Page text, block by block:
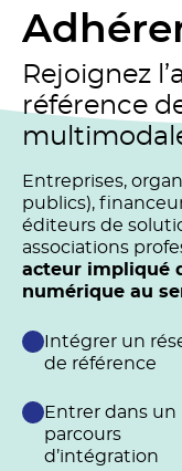
Rejoignez
référence
Entreprises,
publics),
éditeurs de
associations
acteur impliqué
numérique au
Intégrer un
de référence
Entrer dans un
parcours
d’intégration